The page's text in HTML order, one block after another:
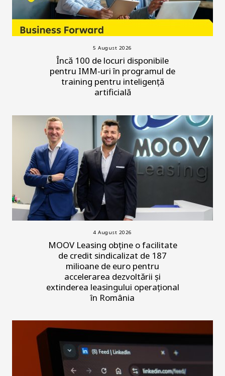
5 August 2026
Încă 100 de locuri disponibile
pentru IMM-uri în programul de
training pentru inteligență
artificială
4 August 2026
MOOV Leasing obține o facilitate
de credit sindicalizat de 187
milioane de euro pentru
accelerarea dezvoltării și
extinderea leasingului operațional
în România